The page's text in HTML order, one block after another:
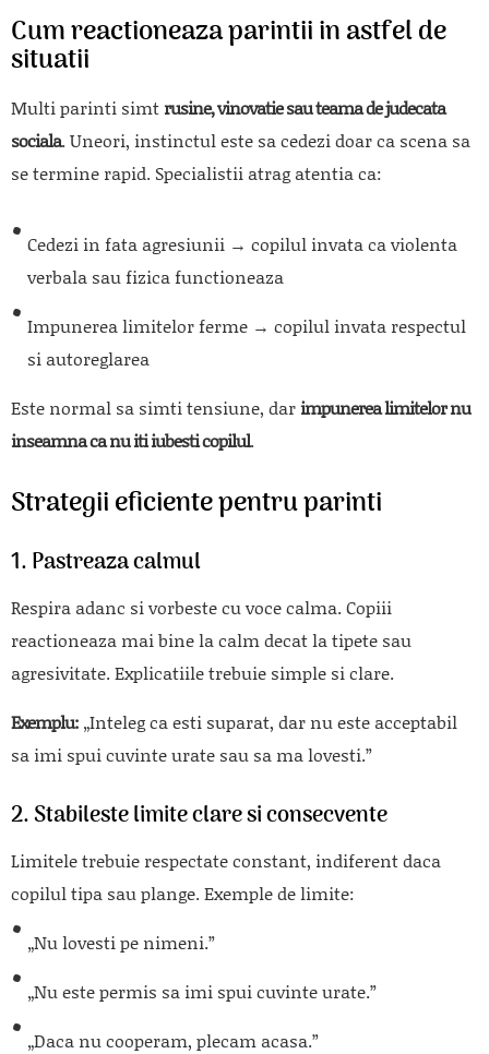
Cum reactioneaza parintii in astfel de
situatii
Multi parinti simtrusine, vinovatie sau teama de judecata
sociala. Uneori, instinctul este sa cedezi doar ca scena sa
se termine rapid. Specialistii atrag atentia ca:
Cedezi in fata agresiunii → copilul invata ca violenta
verbala sau fizica functioneaza
Impunerea limitelor ferme → copilul invata respectul
si autoreglarea
Este normal sa simti tensiune, darimpunerea limitelor nu
inseamna ca nu iti iubesti copilul.
Strategii eficiente pentru parinti
1. Pastreaza calmul
Respira adanc si vorbeste cu voce calma. Copiii
reactioneaza mai bine la calm decat la tipete sau
agresivitate. Explicatiile trebuie simple si clare.
Exemplu: „Inteleg ca esti suparat, dar nu este acceptabil
sa imi spui cuvinte urate sau sa ma lovesti.”
2. Stabileste limite clare si consecvente
Limitele trebuie respectate constant, indiferent daca
copilul tipa sau plange. Exemple de limite:
„Nu lovesti pe nimeni.”
„Nu este permis sa imi spui cuvinte urate.”
„Daca nu cooperam, plecam acasa.”